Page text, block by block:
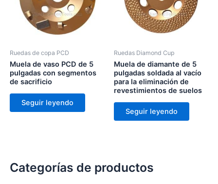
Ruedas de copa PCD
Muela de vaso PCD de 5
pulgadas con segmentos
de sacrificio
Seguir leyendo
Ruedas Diamond Cup
Muela de diamante de 5
pulgadas soldada al vacío
para la eliminación de
revestimientos de suelos
Seguir leyendo
Categorías de productos